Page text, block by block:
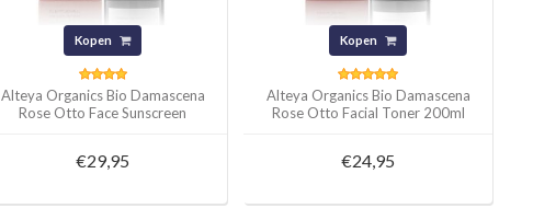
Kopen
Alteya Organics Bio Damascena
Rose Otto Face Sunscreen
€29,95
Kopen
Alteya Organics Bio Damascena
Rose Otto Facial Toner 200ml
€24,95